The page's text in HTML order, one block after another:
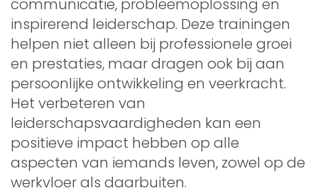
communicatie, probleemoplossing en
inspirerend leiderschap. Deze trainingen
helpen niet alleen bij professionele groei
en prestaties, maar dragen ook bij aan
persoonlijke ontwikkeling en veerkracht.
Het verbeteren van
leiderschapsvaardigheden kan een
positieve impact hebben op alle
aspecten van iemands leven, zowel op de
werkvloer als daarbuiten.